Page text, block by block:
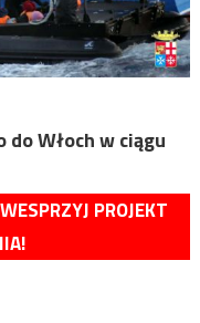
Włoch w ciągu
PROJEKT